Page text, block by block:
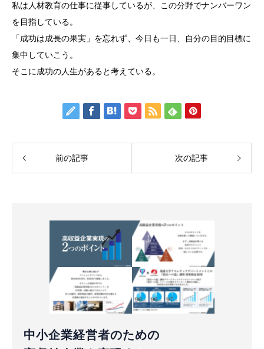
私は人材教育の仕事に従事しているが、この分野でナンバーワン
を目指している。
「成功は成長の果実」を忘れず、今日も一日、自分の目的目標に
集中していこう。
そこに成功の人生があると考えている。
前の記事 次の記事
中小企業経営者のための